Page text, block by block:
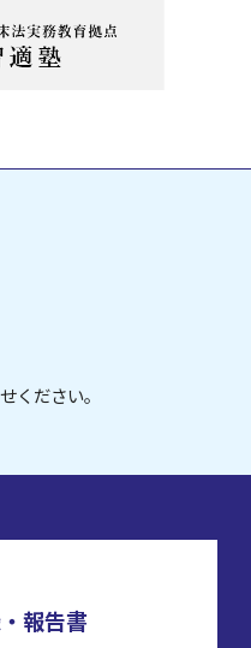
ください。
報告書